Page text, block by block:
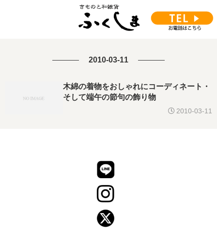
2010-03-11
木綿の着物をおしゃれにコーディネート・
そして端午の節句の飾り物
2010-03-11